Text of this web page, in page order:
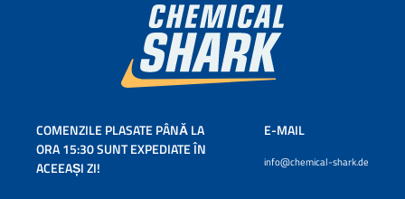
COMENZILE PLASATE PÂNĂ LA
ORA 15:30 SUNT EXPEDIATE ÎN
ACEEAȘI ZI!
E-MAIL
info@chemical-shark.de